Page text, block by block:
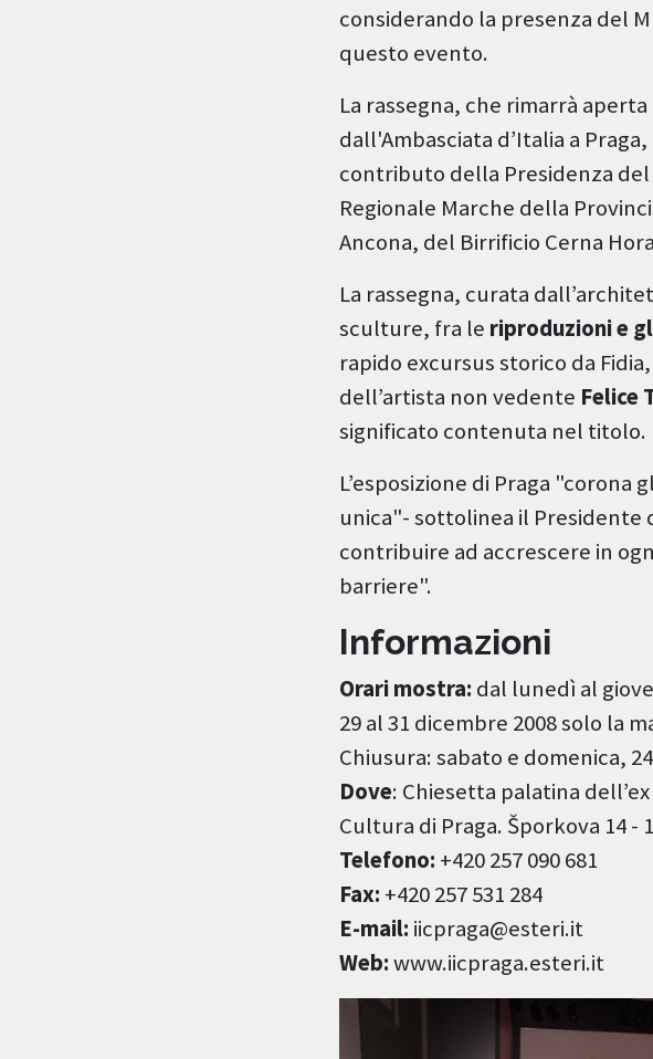
considerando la presenza del
questo evento.
La rassegna, che rimarrà
dall'Ambasciata d’Italia a
contributo della Presidenza
Regionale Marche della
Ancona, del Birrificio Cerna
La rassegna, curata
sculture, fra le riproduzioni e
rapido excursus storico da
dell’artista non vedente Felice
significato contenuta nel titolo.
L’esposizione di Praga
unica"- sottolinea il Presidente
contribuire ad accrescere in
barriere".
Informazioni
Orari mostra: dal lunedì al
29 al 31 dicembre 2008 solo la
Chiusura: sabato e domenica,
Dove: Chiesetta palatina
Cultura di Praga. Šporkova 14 -
Telefono: +420 257 090 681
Fax: +420 257 531 284
E-mail: iicpraga@esteri.it
Web:www.iicpraga.esteri.it